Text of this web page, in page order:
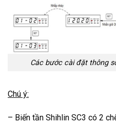
Các bước cài đặt thông
Chú ý:
– Biến tần Shihlin SC3 có 2